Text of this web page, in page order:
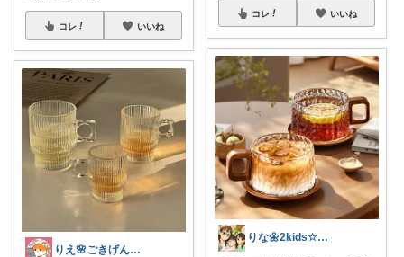
コレ いいね
りえ🌸ごきげんな暮らし🏠🌿
コレ いいね
りな🌼2kids☆毎日をちょっと快適に